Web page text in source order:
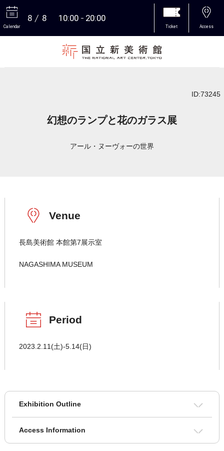
Calendar
8 8 10:00 20:00
Ticket Access
ID:73245
幻想のランプと花のガラス展
アール・ヌーヴォーの世界
Venue
長島美術館 本館第7展示室
NAGASHIMA MUSEUM
Period
2023.2.11(土)-5.14(日)
Exhibition Outline
Access Information